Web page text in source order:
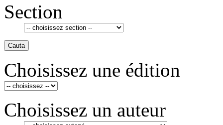
Section
Cauta
Choisissez une édition
Choisissez un auteur